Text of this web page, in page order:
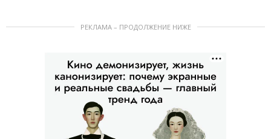
РЕКЛАМА – ПРОДОЛЖЕНИЕ НИЖЕ